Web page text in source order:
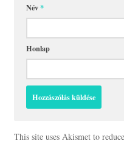
Név*
Honlap
This site uses Akismet to